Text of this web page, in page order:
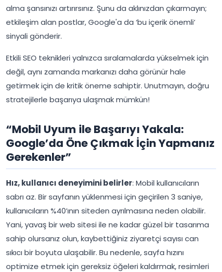
alma şansınızı artırırsınız. Şunu da aklınızdan çıkarmayın;
etkileşim alan postlar, Google'a da ‘bu içerik önemli’
sinyali gönderir.
Etkili SEO teknikleri yalnızca sıralamalarda yükselmek için
değil, aynı zamanda markanızı daha görünür hale
getirmek için de kritik öneme sahiptir. Unutmayın, doğru
stratejilerle başarıya ulaşmak mümkün!
“Mobil Uyum ile Başarıyı Yakala:
Google’da Öne Çıkmak İçin Yapmanız
Gerekenler”
Hız, kullanıcı deneyimini belirler: Mobil kullanıcıların
sabrı az. Bir sayfanın yüklenmesi için geçirilen 3 saniye,
kullanıcıların %40’ının siteden ayrılmasına neden olabilir.
Yani, yavaş bir web sitesi ile ne kadar güzel bir tasarıma
sahip olursanız olun, kaybettiğiniz ziyaretçi sayısı can
sıkıcı bir boyuta ulaşabilir. Bu nedenle, sayfa hızını
optimize etmek için gereksiz öğeleri kaldırmak, resimleri